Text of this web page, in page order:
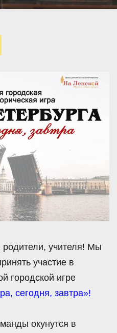
родители, учителя! Мы
участие в
городской игре
сегодня, завтра»!
окунутся в